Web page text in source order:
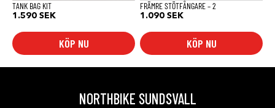
TANK BAG KIT
1.590 SEK
KÖP NU
FRÄMRE STÖTFÅNGARE – 2
1.090 SEK
KÖP NU
NORTHBIKE SUNDSVALL